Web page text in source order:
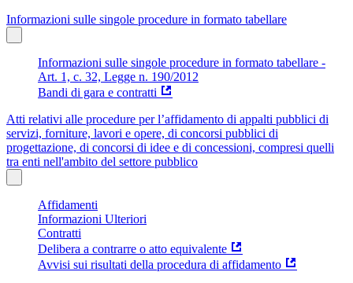
Informazioni sulle singole procedure in formato tabellare
Informazioni sulle singole procedure in formato tabellare -
Art. 1, c. 32, Legge n. 190/2012
Bandi di gara e contratti
Atti relativi alle procedure per l’affidamento di appalti pubblici di
servizi, forniture, lavori e opere, di concorsi pubblici di
progettazione, di concorsi di idee e di concessioni, compresi quelli
tra enti nell'ambito del settore pubblico
Affidamenti
Informazioni Ulteriori
Contratti
Delibera a contrarre o atto equivalente
Avvisi sui risultati della procedura di affidamento